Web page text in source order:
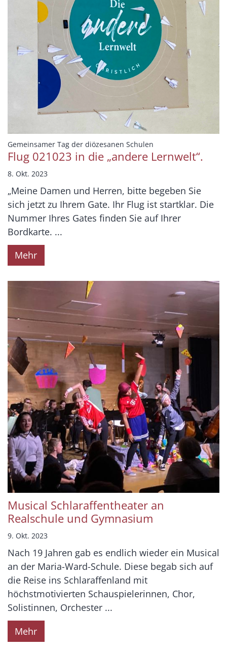
Gemeinsamer Tag der diözesanen Schulen
Flug 021023 in die „andere Lernwelt“.
8. Okt. 2023
„Meine Damen und Herren, bitte begeben Sie
sich jetzt zu Ihrem Gate. Ihr Flug ist startklar. Die
Nummer Ihres Gates finden Sie auf Ihrer
Bordkarte. ...
Mehr
Musical Schlaraffentheater an
Realschule und Gymnasium
9. Okt. 2023
Nach 19 Jahren gab es endlich wieder ein Musical
an der Maria-Ward-Schule. Diese begab sich auf
die Reise ins Schlaraffenland mit
höchstmotivierten Schauspielerinnen, Chor,
Solistinnen, Orchester ...
Mehr